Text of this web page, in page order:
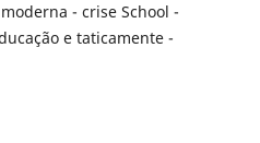
- crise School -
e taticamente -